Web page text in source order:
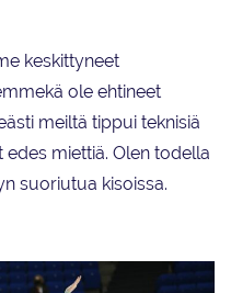
keskittyneet
ole ehtineet
meiltä tippui teknisiä
miettiä. Olen todella
suoriutua kisoissa.